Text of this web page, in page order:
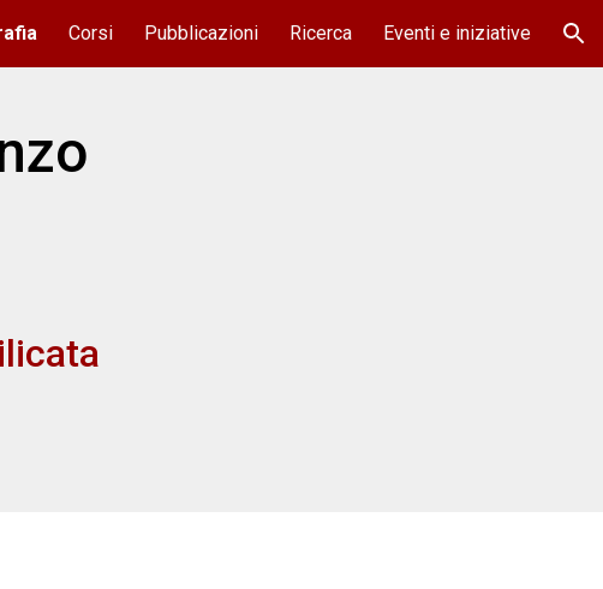
navigationCorsi Pubblicazioni Ricerca Eventi e iniziative